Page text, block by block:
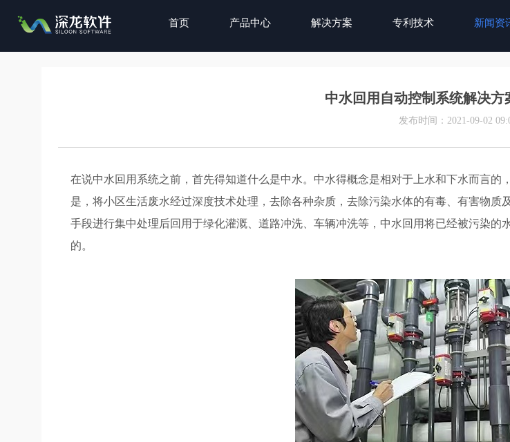
首页 产品中心 解决方案 专利技术 新闻资
中水回用自动控制系统解决方
发布时间：2021-09-02
在说中水回用系统之前，首先得知道什么是中水。中水得概念是相对于上水和下水而言
是，将小区生活废水经过深度技术处理，去除各种杂质，去除污染水体的有毒、有害物
手段进行集中处理后回用于绿化灌溉、道路冲洗、车辆冲洗等，中水回用将已经被污染
的。